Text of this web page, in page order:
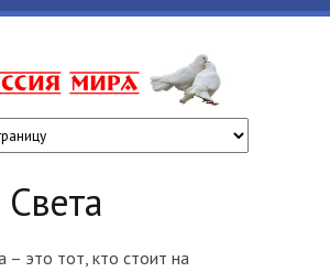
– это тот, кто стоит на